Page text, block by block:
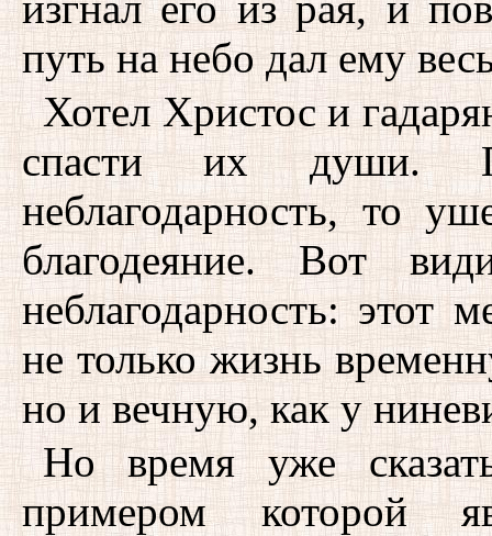
путь на небо дал ему
Хотел Христос и
спасти их души.
неблагодарность, то
благодеяние. Вот
неблагодарность: этот
не только жизнь
но и вечную, как у
Но время уже
примером которой